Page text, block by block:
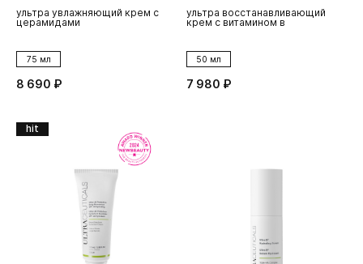
ультра увлажняющий крем с
церамидами
75 мл
8 690 ₽
ультра восстанавливающий
крем с витамином в
50 мл
7 980 ₽
hit